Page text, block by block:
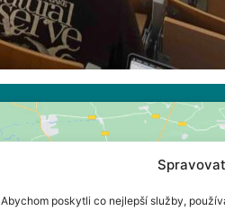
Abychom poskytli co nejlepší služby,